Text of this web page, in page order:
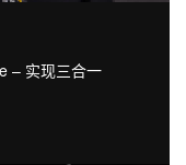
– 实现三合一